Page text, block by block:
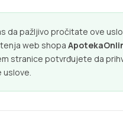
da pažljivo pročitate ove
web shopa
stranice potvrđujete da
uslove.